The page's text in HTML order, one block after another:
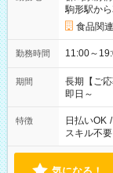
駒形駅か
食品関
勤務時間
期間
長期【ご
即日～
特徴 日払いOK /
スキル不要